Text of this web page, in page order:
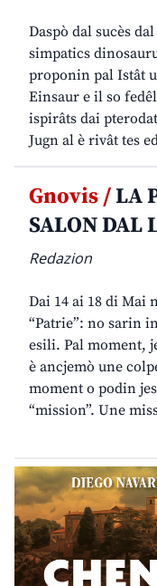
Daspò dal sucès
simpatics
proponin pal Istât
Einsaur e il so
ispirâts dai
Jugn al è rivât tes
Gnovis /LA
SALON DAL
Redazion
Dai 14 ai 18 di Mai
“Patrie”: no sarin
esili. Pal moment,
è ancjemò une
moment o podin
“mission”. Une